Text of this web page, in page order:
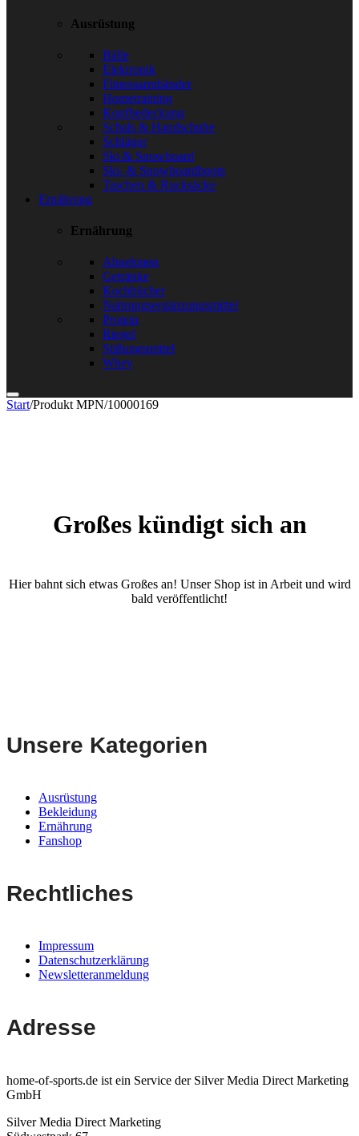
Ausrüstung
Bälle
Elektronik
Fitnessarmbänder
Hometraining
Kopfbedeckung
Schals & Handschuhe
Schläger
Ski & Snowboard
Ski- & Snowboardboots
Taschen & Rucksäcke
Ernährung
Ernährung
Abnehmen
Getränke
Kochbücher
Nahrungsergänzungsmittel
Protein
Riegel
Süßungsmittel
Whey
Start/Produkt MPN/10000169
Großes kündigt sich an
Hier bahnt sich etwas Großes an! Unser Shop ist in Arbeit und wird
bald veröffentlicht!
Unsere Kategorien
Ausrüstung
Bekleidung
Ernährung
Fanshop
Rechtliches
Impressum
Datenschutzerklärung
Newsletteranmeldung
Adresse
home-of-sports.de ist ein Service der Silver Media Direct Marketing
GmbH
Silver Media Direct Marketing